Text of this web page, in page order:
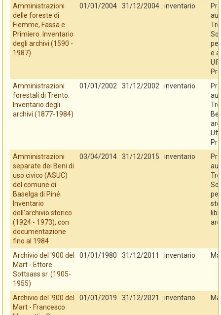
Amministrazioni
delle foreste di
Fiemme, Fassa e
Primiero. Inventario
degli archivi (1590 -
1987)
01/01/2004 31/12/2004 inventario
e
Amministrazioni
forestali di Trento.
Inventario degli
archivi (1877-1984)
01/01/2002 31/12/2002 inventario
Amministrazioni
separate dei Beni di
uso civico (ASUC)
del comune di
Baselga di Piné.
Inventario
dell'archivio storico
(1924 - 1973), con
documentazione
fino al 1984
03/04/2014 31/12/2015 inventario
Archivio del '900 del
Mart - Ettore
Sottsass sr. (1905-
1955)
01/01/1980 31/12/2011 inventario
Archivio del '900 del
Mart - Francesco
01/01/2019 31/12/2021 inventario